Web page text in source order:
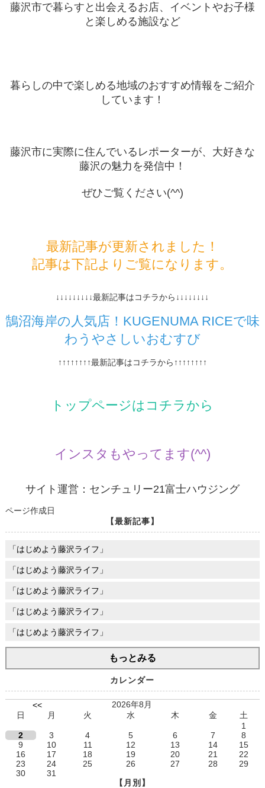
藤沢市で暮らすと出会えるお店、イベントやお子様
と楽しめる施設など
暮らしの中で楽しめる地域のおすすめ情報をご紹介
しています！
藤沢市に実際に住んでいるレポーターが、大好きな
藤沢の魅力を発信中！
ぜひご覧ください(^^)
最新記事が更新されました！
記事は下記よりご覧になります。
↓↓↓↓↓↓↓↓↓最新記事はコチラから↓↓↓↓↓↓↓↓
鵠沼海岸の人気店！KUGENUMA RICEで味
わうやさしいおむすび
↑↑↑↑↑↑↑↑最新記事はコチラから↑↑↑↑↑↑↑↑
トップページはコチラから
インスタもやってます(^^)
サイト運営：センチュリー21富士ハウジング
ページ作成日
【最新記事】
「はじめよう藤沢ライフ」
「はじめよう藤沢ライフ」
「はじめよう藤沢ライフ」
「はじめよう藤沢ライフ」
「はじめよう藤沢ライフ」
もっとみる
カレンダー
<<
2026年8月
日
月 火 水 木 金
土
1
2
3 4 5 6 7
8
9
10 11 12 13 14
15
16
17 18 19 20 21
22
23
24 25 26 27 28
29
30
31
【月別】